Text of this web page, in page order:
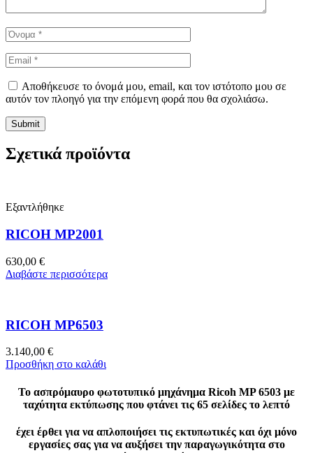
Αποθήκευσε το όνομά μου, email, και τον ιστότοπο μου σε
αυτόν τον πλοηγό για την επόμενη φορά που θα σχολιάσω.
Σχετικά προϊόντα
Εξαντλήθηκε
RICOH MP2001
630,00 €
Διαβάστε περισσότερα
RICOH MP6503
3.140,00 €
Προσθήκη στο καλάθι
Το ασπρόμαυρο φωτοτυπικό μηχάνημα Ricoh MP 6503 με
ταχύτητα εκτύπωσης που φτάνει τις 65 σελίδες το λεπτό
έχει έρθει για να απλοποιήσει τις εκτυπωτικές και όχι μόνο
εργασίες σας για να αυξήσει την παραγωγικότητα στο